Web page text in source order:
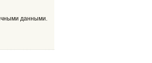
данными.